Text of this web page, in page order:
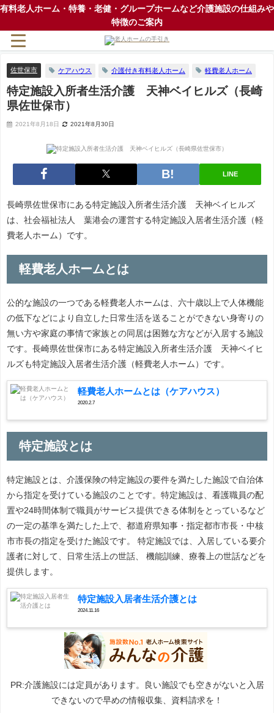
有料老人ホーム・特養・老健・グループホームなど介護施設の仕組みや
特徴のご案内
佐世保市 ケアハウス 介護付き有料老人ホーム 軽費老人ホーム
特定施設入所者生活介護 天神ベイヒルズ（長崎
県佐世保市）
2021年8月18日 2021年8月30日
LINE
長崎県佐世保市にある特定施設入所者生活介護 天神ベイヒルズ
は、社会福祉法人 葉港会の運営する特定施設入居者生活介護（軽
費老人ホーム）です。
軽費老人ホームとは
公的な施設の一つである軽費老人ホームは、六十歳以上で人体機能
の低下などにより自立した日常生活を送ることができない身寄りの
無い方や家庭の事情で家族との同居は困難な方などが入居する施設
です。長崎県佐世保市にある特定施設入所者生活介護 天神ベイヒ
ルズも特定施設入居者生活介護（軽費老人ホーム）です。
軽費老人ホームとは（ケアハウス）
2020.2.7
特定施設とは
特定施設とは、介護保険の特定施設の要件を満たした施設で自治体
から指定を受けている施設のことです。特定施設は、看護職員の配
置や24時間体制で職員がサービス提供できる体制をとっているなど
の一定の基準を満たした上で、都道府県知事・指定都市市長・中核
市市長の指定を受けた施設です。 特定施設では、入居している要介
護者に対して、日常生活上の世話、 機能訓練、療養上の世話などを
提供します。
特定施設入居者生活介護とは
2024.11.16
PR:介護施設には定員があります。良い施設でも空きがないと入居
できないので早めの情報収集、資料請求を！